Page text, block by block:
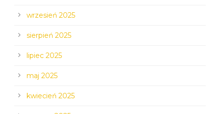
wrzesień 2025
sierpień 2025
lipiec 2025
maj 2025
kwiecień 2025